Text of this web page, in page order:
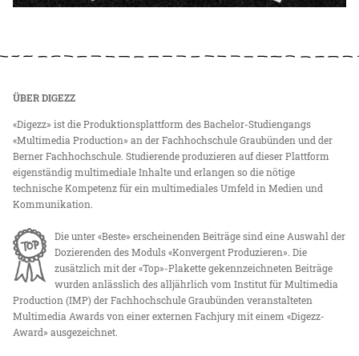
ÜBER DIGEZZ
«Digezz» ist die Produktionsplattform des Bachelor-Studiengangs
«Multimedia Production» an der Fachhochschule Graubünden und der
Berner Fachhochschule. Studierende produzieren auf dieser Plattform
eigenständig multimediale Inhalte und erlangen so die nötige
technische Kompetenz für ein multimediales Umfeld in Medien und
Kommunikation.
Die unter «Beste» erscheinenden Beiträge sind eine Auswahl der
Dozierenden des Moduls «Konvergent Produzieren». Die
zusätzlich mit der «Top»-Plakette gekennzeichneten Beiträge
wurden anlässlich des alljährlich vom Institut für Multimedia
Production (IMP) der Fachhochschule Graubünden veranstalteten
Multimedia Awards von einer externen Fachjury mit einem «Digezz-
Award» ausgezeichnet.